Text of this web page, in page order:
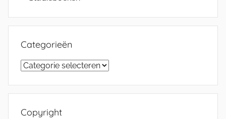
Categorieën
Categorieën
Copyright